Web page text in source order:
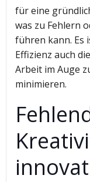
für eine
was zu Fehlern
führen kann. Es
Effizienz auch
Arbeit im Auge
minimieren.